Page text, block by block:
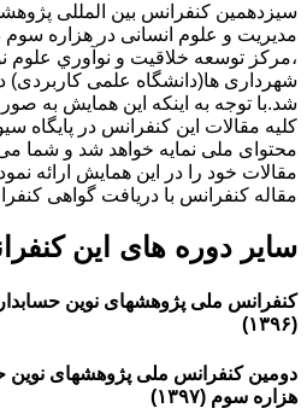
سیزدهمین کنفرانس بین المللی
،مركز توسعه خلاقيت و نوآوري علوم
شهرداری ها(دانشگاه علمی کاربردی)
شد.با توجه به اینکه این همایش به
کلیه مقالات این کنفرانس در پایگاه
محتوای ملی نمایه خواهد شد و شما می
مقالات خود را در این همایش ارائه
مقاله کنفرانس با دریافت گواهی
سایر دوره های این
کنفرانس ملی پژوهشهای نوین
(۱۳۹۶)
دومین کنفرانس ملی پژوهشهای نوین
هزاره سوم (۱۳۹۷)